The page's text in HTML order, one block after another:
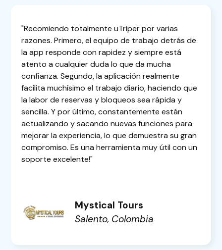
"Recomiendo totalmente uTriper por varias
razones. Primero, el equipo de trabajo detrás de
la app responde con rapidez y siempre está
atento a cualquier duda lo que da mucha
confianza. Segundo, la aplicación realmente
facilita muchísimo el trabajo diario, haciendo que
la labor de reservas y bloqueos sea rápida y
sencilla. Y por último, constantemente están
actualizando y sacando nuevas funciones para
mejorar la experiencia, lo que demuestra su gran
compromiso. Es una herramienta muy útil con un
soporte excelente!"
Mystical Tours
Salento, Colombia